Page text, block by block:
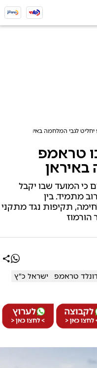
לגבי המלחמה באיראן
טראמפ
באיראן
כי המועד שבו יקבל
מתמיד. בין
תקיפות נגד מתקני
הורמוז
טראמפ
ישראל כ"ץ